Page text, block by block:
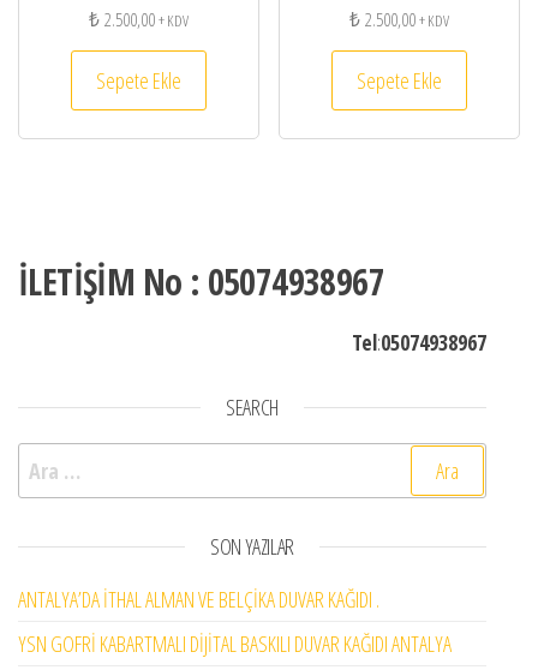
₺2.500,00+ KDV
Sepete Ekle
₺2.500,00+ KDV
Sepete Ekle
İLETİŞİM No : 05074938967
Tel:05074938967
SEARCH
Arama:
SON YAZILAR
ANTALYA’DA İTHAL ALMAN VE BELÇİKA DUVAR KAĞIDI .
YSN GOFRİ KABARTMALI DİJİTAL BASKILI DUVAR KAĞIDI ANTALYA